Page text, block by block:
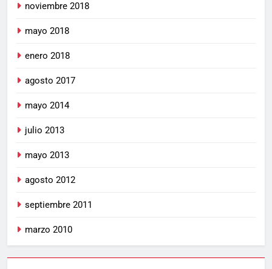
noviembre 2018
mayo 2018
enero 2018
agosto 2017
mayo 2014
julio 2013
mayo 2013
agosto 2012
septiembre 2011
marzo 2010